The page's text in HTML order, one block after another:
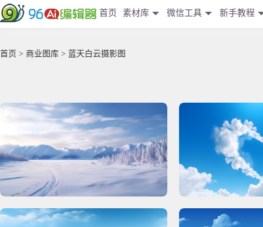
首页 素材库 微信工具 新手教程
首页 > 商业图库 > 蓝天白云摄影图